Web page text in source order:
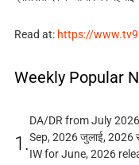
Read at: https://
Weekly Popular
1.
DA/DR from July
Sep, 2026 जुलाई, 2026
IW for June, 2026